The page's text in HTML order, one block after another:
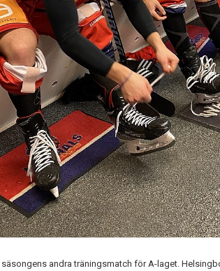
andra träningsmatch för A-laget.